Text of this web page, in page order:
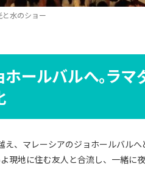
と水のショー
ホールバルへ。ラマ
、マレーシアのジョホールバルへ
現地に住む友人と合流し、一緒に